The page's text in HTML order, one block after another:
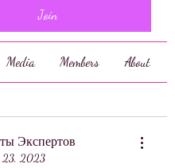
Join
Media Members About
Экспертов
23, 2023